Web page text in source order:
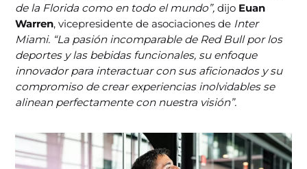
de la Florida como en todo el mundo”, dijo Euan
Warren, vicepresidente de asociaciones de Inter
Miami. “La pasión incomparable de Red Bull por los
deportes y las bebidas funcionales, su enfoque
innovador para interactuar con sus aficionados y su
compromiso de crear experiencias inolvidables se
alinean perfectamente con nuestra visión”.